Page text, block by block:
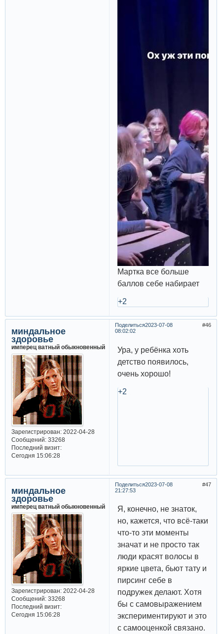
Мартка все больше
баллов себе набирает
+2
Поделиться 46
2023-07-08
08:02:02
миндальное
здоровье
имперец ватный обыкновенный
Зарегистрирован: 2022-04-28
Сообщений:33268
Последний визит:
Сегодня 15:06:28
Ура, у ребёнка хоть
детство появилось,
очень хорошо!
+2
Поделиться 47
2023-07-08
21:27:53
миндальное
здоровье
имперец ватный обыкновенный
Зарегистрирован: 2022-04-28
Сообщений:33268
Последний визит:
Сегодня 15:06:28
Я, конечно, не знаток,
но, кажется, что всё-таки
что-то эти моменты
значат и не просто так
люди красят волосы в
яркие цвета, бьют тату и
пирсинг себе в
подружек делают. Хотя
бы с самовыражением
экспериментируют и это
с самооценкой связано.